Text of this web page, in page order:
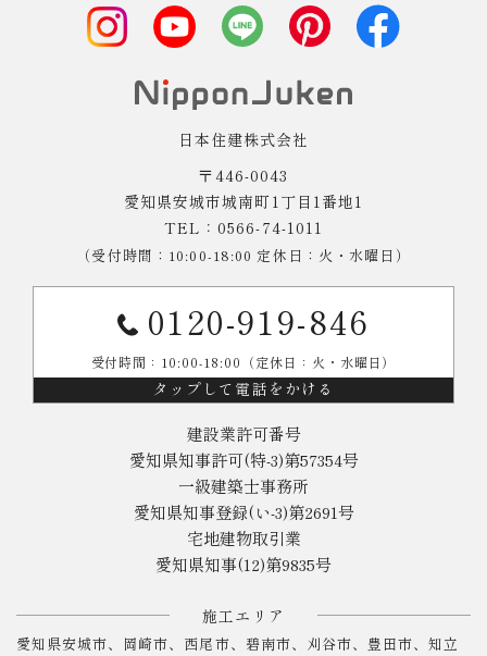
日本住建株式会社
〒446-0043
愛知県安城市城南町1丁目1番地1
TEL：0566-74-1011
（受付時間：10:00-18:00 定休日：火・水曜日）
0120-919-846
受付時間：10:00-18:00（定休日：火・水曜日）
タップして電話をかける
建設業許可番号
愛知県知事許可(特-3)第57354号
一級建築士事務所
愛知県知事登録(い-3)第2691号
宅地建物取引業
愛知県知事(12)第9835号
施工エリア
愛知県安城市、岡崎市、西尾市、碧南市、刈谷市、豊田市、知立